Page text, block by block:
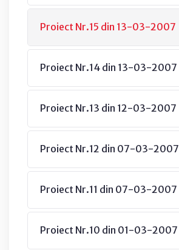
Proiect Nr.15 din 13-03-2007
Proiect Nr.14 din 13-03-2007
Proiect Nr.13 din 12-03-2007
Proiect Nr.12 din 07-03-2007
Proiect Nr.11 din 07-03-2007
Proiect Nr.10 din 01-03-2007